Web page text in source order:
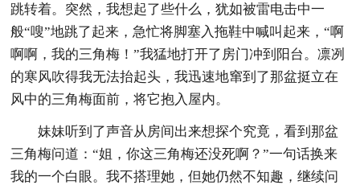
跳转着。突然，我想起了些什么，犹如被雷电击中一
般“嗖”地跳了起来，急忙将脚塞入拖鞋中喊叫起来，“啊
啊啊，我的三角梅！”我猛地打开了房门冲到阳台。凛冽
的寒风吹得我无法抬起头，我迅速地窜到了那盆挺立在
风中的三角梅面前，将它抱入屋内。
妹妹听到了声音从房间出来想探个究竟，看到那盆
三角梅问道：“姐，你这三角梅还没死啊？”一句话换来
我的一个白眼。我不搭理她，但她仍然不知趣，继续问